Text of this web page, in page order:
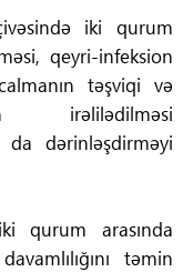
iki qurum
qeyri-infeksion
təşviqi və
irəlilədilməsi
da dərinləşdirməyi
qurum arasında
təmin